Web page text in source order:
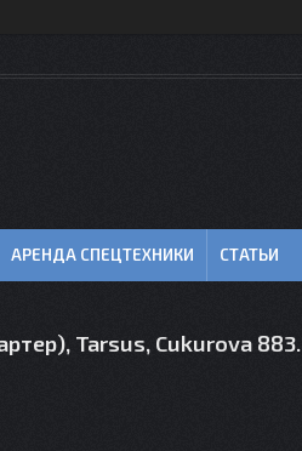
АРЕНДА СПЕЦТЕХНИКИ СТАТЬИ
Tarsus, Cukurova 883.